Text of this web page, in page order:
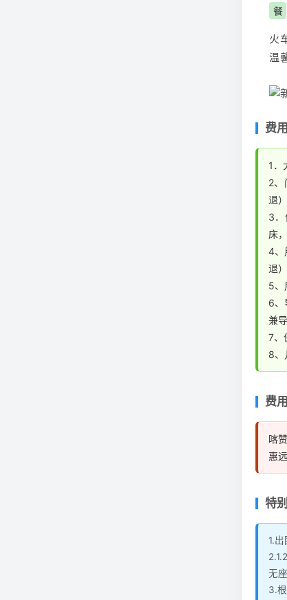
融
人
年
（
交
温
餐
火
温
费
1．
2、
退
3．
床
4、
退）
5、
6、
兼导
7、
8、
费
喀
惠
特
1.
无
3.